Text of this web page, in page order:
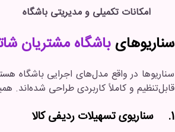
امکانات تکمیلی و مدیریتی باشگاه
سناریوهایباشگاه مشتریان
سناریوها در واقع مدل‌های اجرایی باشگاه
قابل‌تنظیم و کاملاً کاربردی طراحی شده‌اند.
1. سناریوی تسهیلات ردیفی کالا